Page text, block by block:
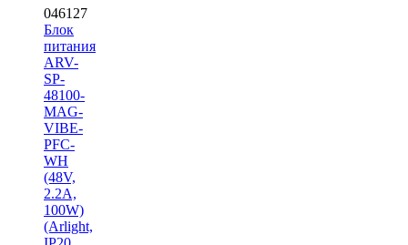
046127
Блок
питания
ARV-
SP-
48100-
MAG-
VIBE-
PFC-
WH
(48V,
2.2A,
100W)
(Arlight,